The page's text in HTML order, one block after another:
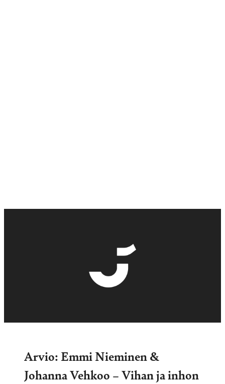
Arvio: Emmi Nieminen &
Johanna Vehkoo – Vihan ja inhon